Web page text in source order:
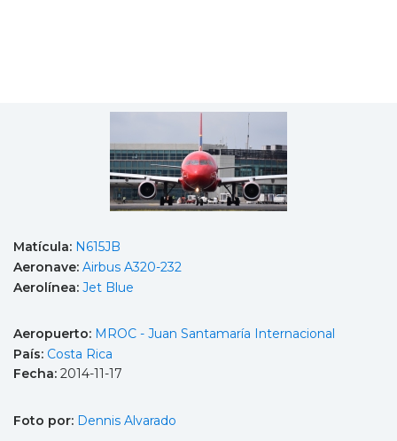
Matícula: N615JB
Aeronave: Airbus A320-232
Aerolínea: Jet Blue
Aeropuerto: MROC - Juan Santamaría Internacional
País: Costa Rica
Fecha: 2014-11-17
Foto por: Dennis Alvarado